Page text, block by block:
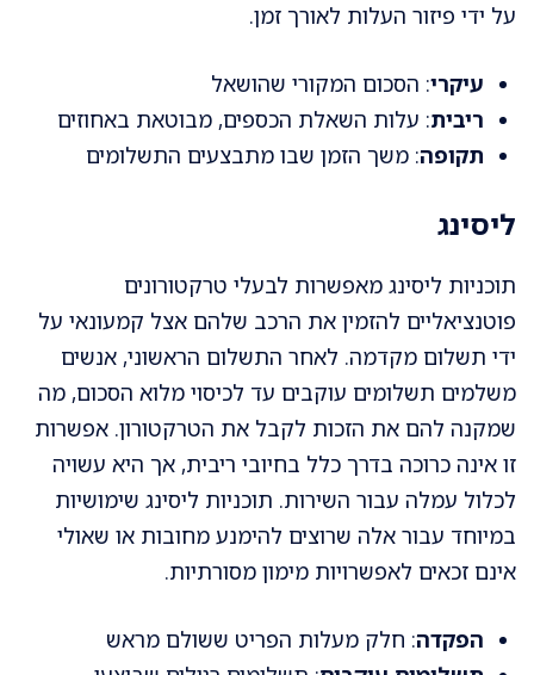
על ידי פיזור העלות לאורך זמן.
עיקרי: הסכום המקורי שהושאל
ריבית: עלות השאלת הכספים, מבוטאת באחוזים
תקופה: משך הזמן שבו מתבצעים התשלומים
ליסינג
תוכניות ליסינג מאפשרות לבעלי טרקטורונים
פוטנציאליים להזמין את הרכב שלהם אצל קמעונאי על
ידי תשלום מקדמה. לאחר התשלום הראשוני, אנשים
משלמים תשלומים עוקבים עד לכיסוי מלוא הסכום, מה
שמקנה להם את הזכות לקבל את הטרקטורון. אפשרות
זו אינה כרוכה בדרך כלל בחיובי ריבית, אך היא עשויה
לכלול עמלה עבור השירות. תוכניות ליסינג שימושיות
במיוחד עבור אלה שרוצים להימנע מחובות או שאולי
אינם זכאים לאפשרויות מימון מסורתיות.
הפקדה: חלק מעלות הפריט ששולם מראש